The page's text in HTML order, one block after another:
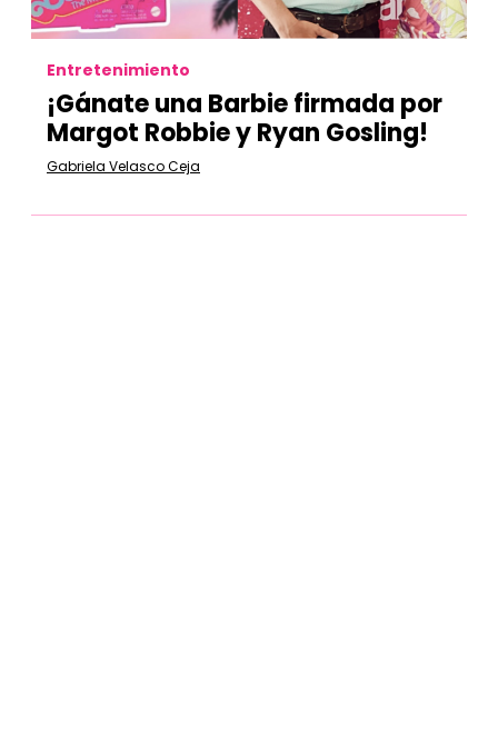
Entretenimiento
¡Gánate una Barbie firmada por
Margot Robbie y Ryan Gosling!
Gabriela Velasco Ceja